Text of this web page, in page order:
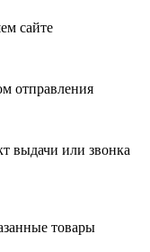
сайте
отправления
выдачи или звонка
товары